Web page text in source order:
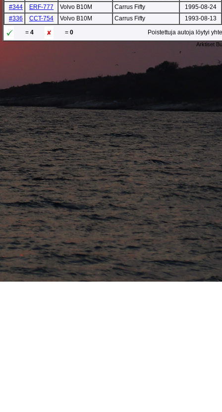
#344
ERF-777 Volvo B10M Carrus Fifty
1995-08-24
#336
CCT-754 Volvo B10M Carrus Fifty
1993-08-13
= 4 = 0 Poistettuja autoja löytyi
Arktiset